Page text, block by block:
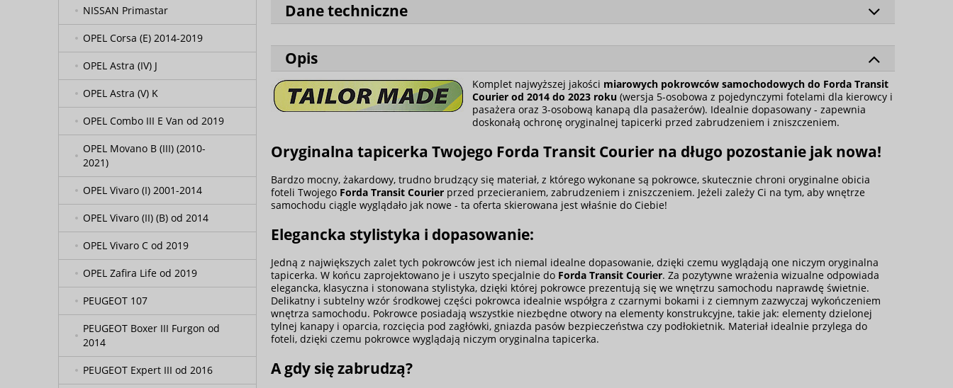
NISSAN Primastar
OPEL Corsa (E) 2014-2019
OPEL Astra (IV) J
OPEL Astra (V) K
OPEL Combo III E Van od 2019
OPEL Movano B (III) (2010-
2021)
OPEL Vivaro (I) 2001-2014
OPEL Vivaro (II) (B) od 2014
OPEL Vivaro C od 2019
OPEL Zafira Life od 2019
PEUGEOT 107
PEUGEOT Boxer III Furgon od
2014
PEUGEOT Expert III od 2016
Dane techniczne
Opis
Komplet najwyższej jakości miarowych pokrowców samochodowych do Forda Transit
Courier od 2014 do 2023 roku (wersja 5-osobowa z pojedynczymi fotelami dla kierowcy i
pasażera oraz 3-osobową kanapą dla pasażerów). Idealnie dopasowany - zapewnia
doskonałą ochronę oryginalnej tapicerki przed zabrudzeniem i zniszczeniem.
Oryginalna tapicerka Twojego Forda Transit Courier na długo pozostanie jak nowa!
Bardzo mocny, żakardowy, trudno brudzący się materiał, z którego wykonane są pokrowce, skutecznie chroni oryginalne obicia
foteli Twojego Forda Transit Courier przed przecieraniem, zabrudzeniem i zniszczeniem. Jeżeli zależy Ci na tym, aby wnętrze
samochodu ciągle wyglądało jak nowe - ta oferta skierowana jest właśnie do Ciebie!
Elegancka stylistyka i dopasowanie:
Jedną z największych zalet tych pokrowców jest ich niemal idealne dopasowanie, dzięki czemu wyglądają one niczym oryginalna
tapicerka. W końcu zaprojektowano je i uszyto specjalnie do Forda Transit Courier. Za pozytywne wrażenia wizualne odpowiada
elegancka, klasyczna i stonowana stylistyka, dzięki której pokrowce prezentują się we wnętrzu samochodu naprawdę świetnie.
Delikatny i subtelny wzór środkowej części pokrowca idealnie współgra z czarnymi bokami i z ciemnym zazwyczaj wykończeniem
wnętrza samochodu. Pokrowce posiadają wszystkie niezbędne otwory na elementy konstrukcyjne, takie jak: elementy dzielonej
tylnej kanapy i oparcia, rozcięcia pod zagłówki, gniazda pasów bezpieczeństwa czy podłokietnik. Materiał idealnie przylega do
foteli, dzięki czemu pokrowce wyglądają niczym oryginalna tapicerka.
A gdy się zabrudzą?